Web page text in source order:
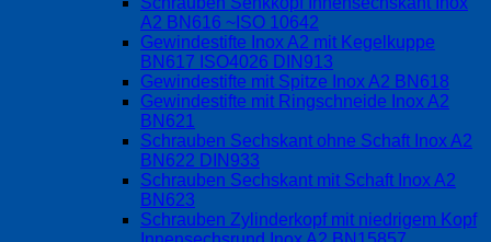
A2 BN616 ~ISO 10642
Gewindestifte Inox A2 mit Kegelkuppe
BN617 ISO4026 DIN913
Gewindestifte mit Spitze Inox A2 BN618
Gewindestifte mit Ringschneide Inox A2
BN621
Schrauben Sechskant ohne Schaft Inox A2
BN622 DIN933
Schrauben Sechskant mit Schaft Inox A2
BN623
Schrauben Zylinderkopf mit niedrigem Kopf